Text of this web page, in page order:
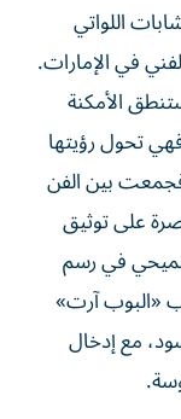
اللواتي
في الإمارات.
الأمكنة
تحول رؤيتها
بين الفن
على توثيق
في رسم
«البوب آرت»
مع إدخال